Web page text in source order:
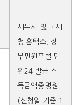
세무서 및 국세
청 홈택스, 정
부민원포털 민
원24 발급 소
득금액증명원
(신청일 기준 1